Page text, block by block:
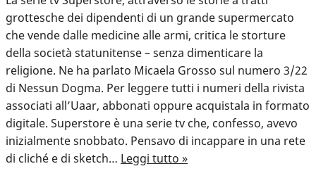
grottesche dei dipendenti di un grande supermercato
che vende dalle medicine alle armi, critica le storture
della società statunitense – senza dimenticare la
religione. Ne ha parlato Micaela Grosso sul numero 3/22
di Nessun Dogma. Per leggere tutti i numeri della rivista
associati all’Uaar, abbonati oppure acquistala in formato
digitale. Superstore è una serie tv che, confesso, avevo
inizialmente snobbato. Pensavo di incappare in una rete
di cliché e di sketch… Leggi tutto »